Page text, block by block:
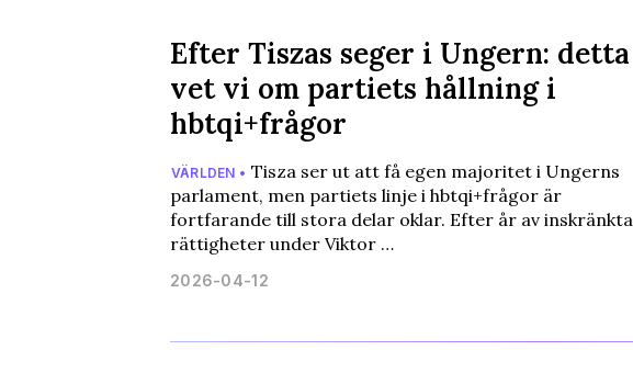
Efter Tiszas seger i Ungern: detta
vet vi om partiets hållning i
hbtqi+frågor
VÄRLDEN • Tisza ser ut att få egen majoritet i Ungerns
parlament, men partiets linje i hbtqi+frågor är
fortfarande till stora delar oklar. Efter år av inskränkta
rättigheter under Viktor …
2026-04-12